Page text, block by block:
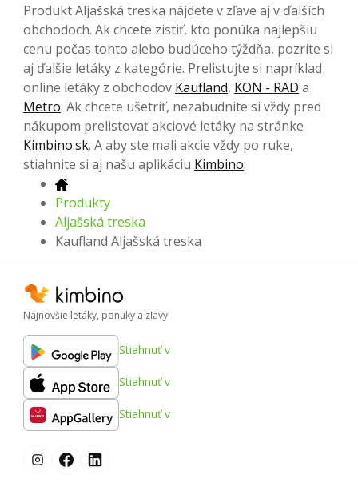
Produkt Aljašská treska nájdete v zľave aj v ďalších
obchodoch. Ak chcete zistiť, kto ponúka najlepšiu
cenu počas tohto alebo budúceho týždňa, pozrite si
aj ďalšie letáky z kategórie. Prelistujte si napríklad
online letáky z obchodov Kaufland, KON - RAD a
Metro. Ak chcete ušetriť, nezabudnite si vždy pred
nákupom prelistovať akciové letáky na stránke
Kimbino.sk. A aby ste mali akcie vždy po ruke,
stiahnite si aj našu aplikáciu Kimbino.
Produkty
Aljašská treska
Kaufland Aljašská treska
Najnovšie letáky, ponuky a zľavy
Stiahnuť v
Stiahnuť v
Stiahnuť v